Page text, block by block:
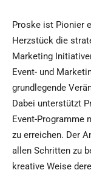
Proske ist Pionier
Herzstück die
Marketing
Event- und
grundlegende
Dabei unterstützt
Event-Programme
zu erreichen. Der
allen Schritten zu
kreative Weise